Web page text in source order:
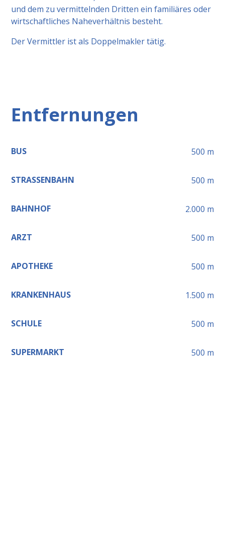
und dem zu vermittelnden Dritten ein familiäres oder
wirtschaftliches Naheverhältnis besteht.
Der Vermittler ist als Doppelmakler tätig.
Entfernungen
BUS 500 m
STRASSENBAHN 500 m
BAHNHOF 2.000 m
ARZT 500 m
APOTHEKE 500 m
KRANKENHAUS 1.500 m
SCHULE 500 m
SUPERMARKT 500 m